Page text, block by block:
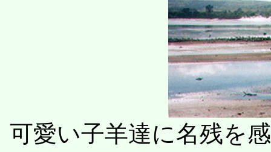
可愛い子羊達に名残を